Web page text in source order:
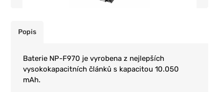
Popis
Baterie NP-F970 je vyrobena z nejlepších
vysokokapacitních článků s kapacitou 10.050
mAh.